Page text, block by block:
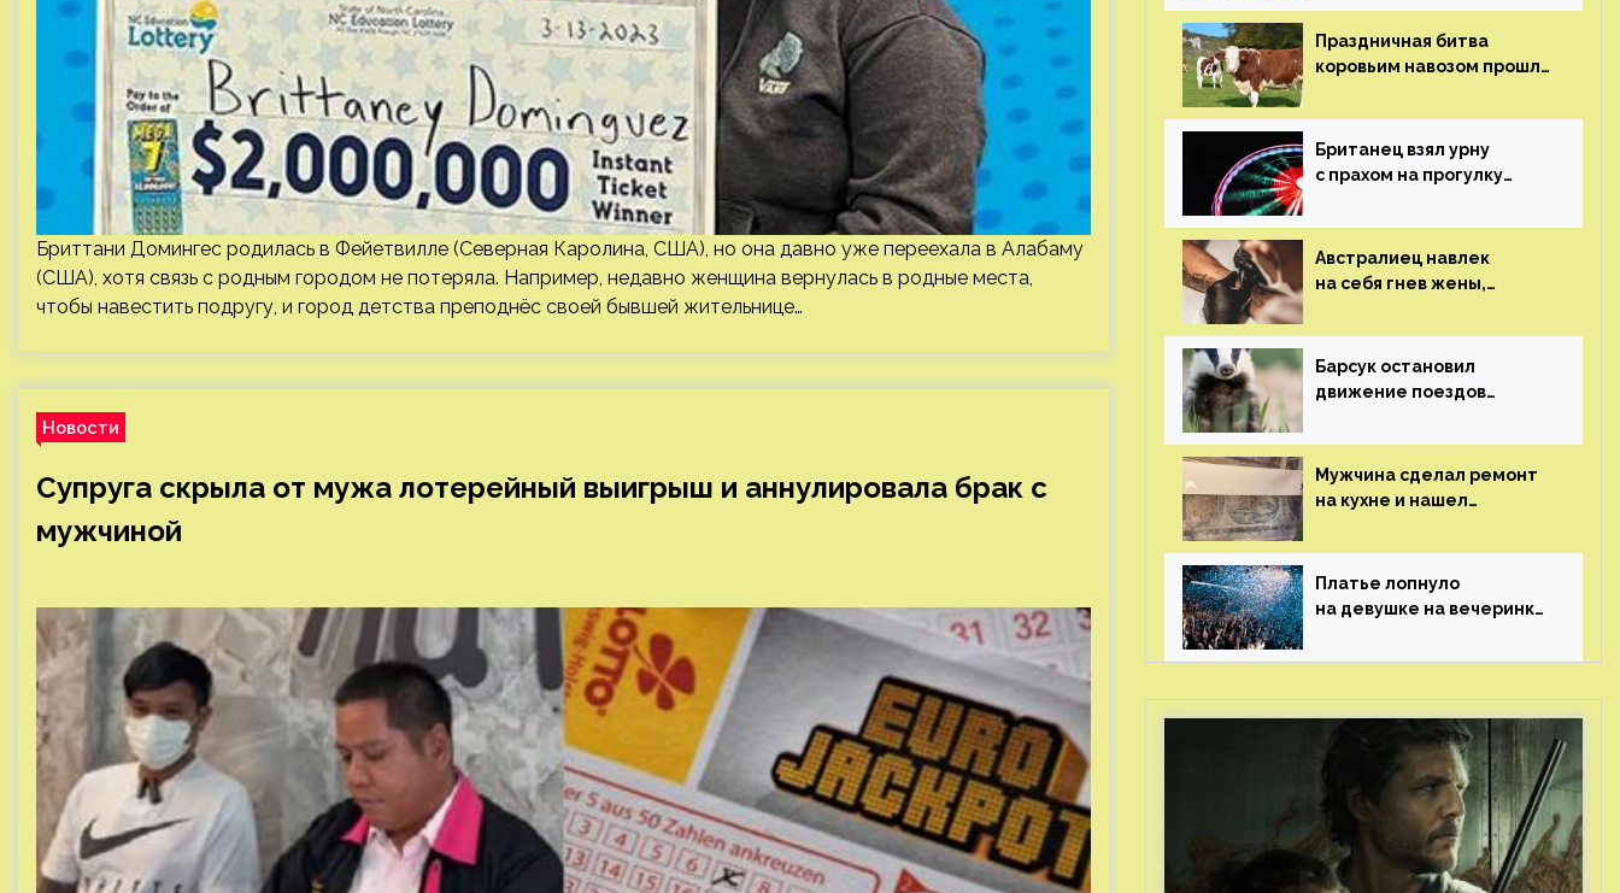
Бриттани Домингес родилась в Фейетвилле (Северная Каролина, США), но она давно уже переехала в Алабаму
(США), хотя связь с родным городом не потеряла. Например, недавно женщина вернулась в родные места,
чтобы навестить подругу, и город детства преподнёс своей бывшей жительнице…
Новости
Супруга скрыла от мужа лотерейный выигрыш и аннулировала брак с
мужчиной
Праздничная битва
коровьим навозом прошла
Британец взял урну
с прахом на прогулку
Австралиец навлек
на себя гнев жены,
с ее неудачной
фотографией
Барсук остановил
движение поездов
Мужчина сделал ремонт
на кухне и нашел
возрастом 400 лет
Платье лопнуло
на девушке на вечеринке